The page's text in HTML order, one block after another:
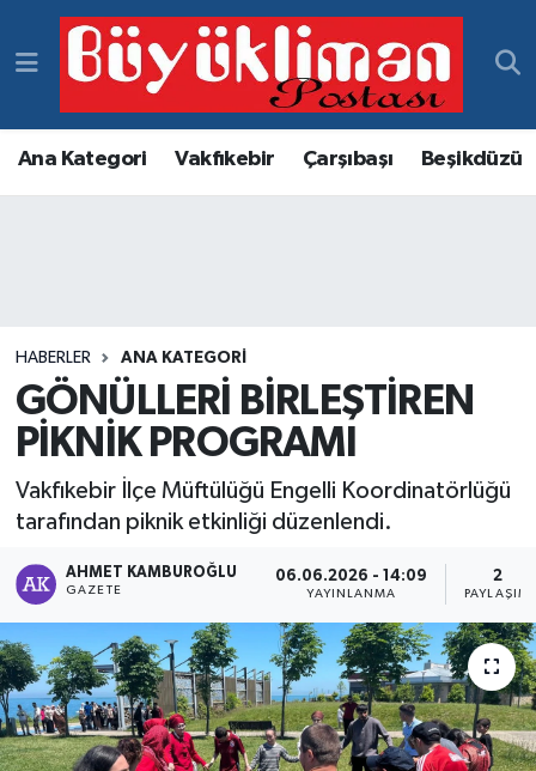
Ana Kategori Vakfıkebir Çarşıbaşı Beşikdüzü
HABERLER ANA KATEGORI
GÖNÜLLERİ BİRLEŞTİREN
PİKNİK PROGRAMI
Vakfıkebir İlçe Müftülüğü Engelli Koordinatörlüğü
tarafından piknik etkinliği düzenlendi.
AHMET KAMBUROĞLU
GAZETE
06.06.2026 - 14:09
YAYINLANMA
2
PAYLAŞIM
Vakfıkebir Hava Durumu
Vakfıkebir Trafik Yoğunluk Haritası
Haber Arşivi